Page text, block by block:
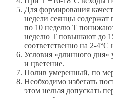
Для формирования
недели сеянцы
по 10 неделю Т
неделю Т повышают до
соответственно на 2-4°С
Условия «длинного дня»
и цветение.
Полив умеренный, по
Необходимо избегать
этом нельзя допускать